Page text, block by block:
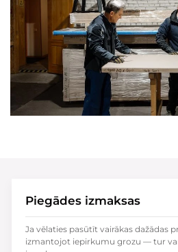
Piegādes izmaksas
Ja vēlaties pasūtīt vairākas dažādas
izmantojot iepirkumu grozu — tur